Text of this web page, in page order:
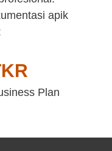
apik
Plan